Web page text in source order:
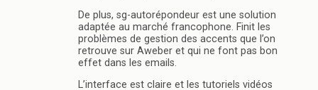
De plus, sg-autorépondeur est une solution
adaptée au marché francophone. Finit les
problèmes de gestion des accents que l’on
retrouve sur Aweber et qui ne font pas bon
effet dans les emails.
L’interface est claire et les tutoriels vidéos